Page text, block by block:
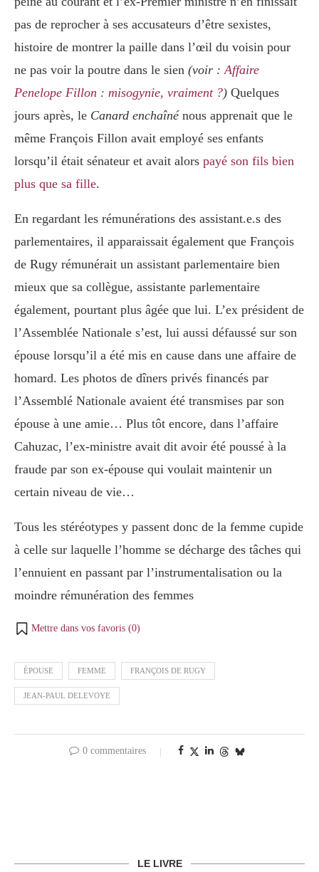
pas de reprocher à ses accusateurs d’être sexistes,
histoire de montrer la paille dans l’œil du voisin pour
ne pas voir la poutre dans le sien (voir :Affaire
Penelope Fillon : misogynie, vraiment ?) Quelques
jours après, le Canard enchaînénous apprenait que le
même François Fillon avait employé ses enfants
lorsqu’il était sénateur et avait alors payé son fils bien
plus que sa fille.
En regardant les rémunérations des assistant.e.s des
parlementaires, il apparaissait également que François
de Rugy rémunérait un assistant parlementaire bien
mieux que sa collègue, assistante parlementaire
également, pourtant plus âgée que lui. L’ex président de
l’Assemblée Nationale s’est, lui aussi défaussé sur son
épouse lorsqu’il a été mis en cause dans une affaire de
homard. Les photos de dîners privés financés par
l’Assemblé Nationale avaient été transmises par son
épouse à une amie… Plus tôt encore, dans l’affaire
Cahuzac, l’ex-ministre avait dit avoir été poussé à la
fraude par son ex-épouse qui voulait maintenir un
certain niveau de vie…
Tous les stéréotypes y passent donc de la femme cupide
à celle sur laquelle l’homme se décharge des tâches qui
l’ennuient en passant par l’instrumentalisation ou la
moindre rémunération des femmes
Mettre dans vos favoris (0)
ÉPOUSE FEMME FRANÇOIS DE RUGY
JEAN-PAUL DELEVOYE
0 commentaires
LE LIVRE